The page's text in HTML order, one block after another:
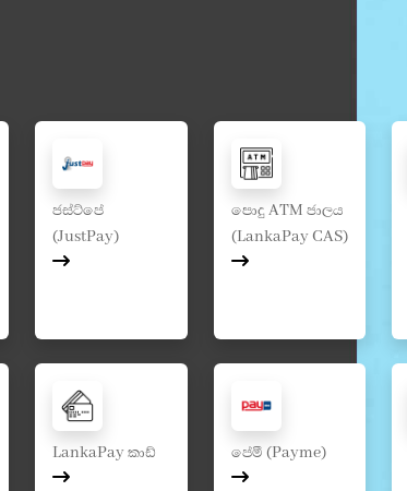
ජස්ට්පේ
(JustPay)
පොදු ATM ජාලය
(LankaPay CAS)
LankaPay කාඩ් පේමී (Payme)